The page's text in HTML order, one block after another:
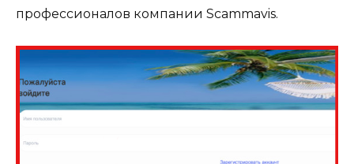
профессионалов компании Scammavis.